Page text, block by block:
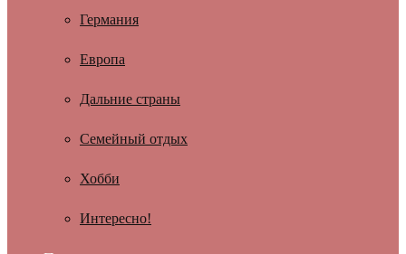
Германия
Европа
Дальние страны
Семейный отдых
Хобби
Интересно!